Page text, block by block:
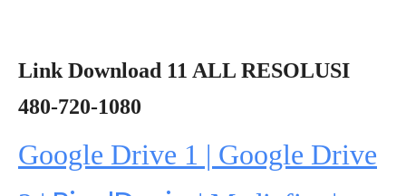
Link Download 11 ALL RESOLUSI
480-720-1080
Google Drive 1 | Google Drive